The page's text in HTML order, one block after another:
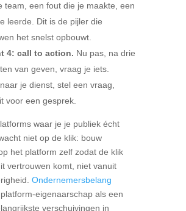
team, een fout die je maakte, een
leerde. Dit is de pijler die
het snelst opbouwt.
4: call to action. Nu pas, na drie
van geven, vraag je iets.
je dienst, stel een vraag,
voor een gesprek.
waar je je publiek écht
niet op de klik: bouw
het platform zelf zodat de klik
vertrouwen komt, niet vanuit
Ondernemersbelang
eigenaarschap als een
verschuivingen in